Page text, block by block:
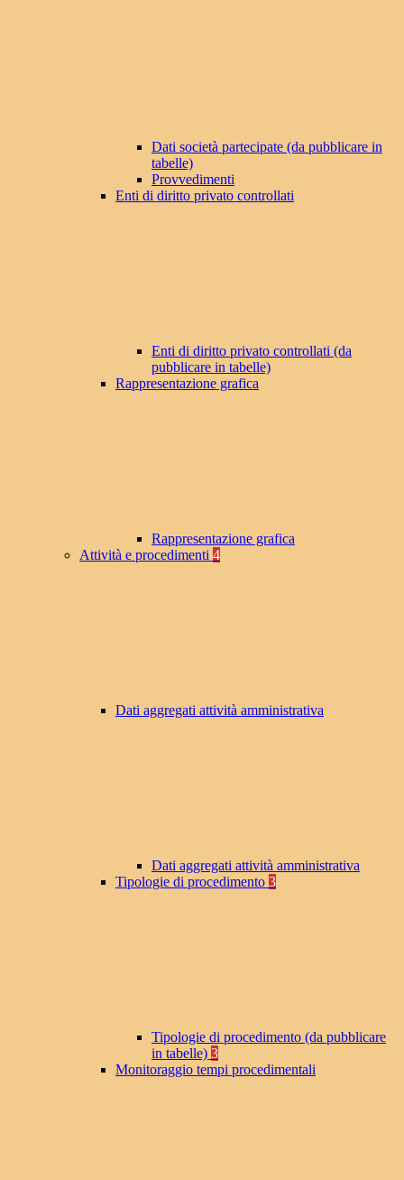
Dati società partecipate (da pubblicare in
tabelle)
Provvedimenti
Enti di diritto privato controllati
Enti di diritto privato controllati (da
pubblicare in tabelle)
Rappresentazione grafica
Rappresentazione grafica
Attività e procedimenti 4
Dati aggregati attività amministrativa
Dati aggregati attività amministrativa
Tipologie di procedimento 3
Tipologie di procedimento (da pubblicare
in tabelle) 3
Monitoraggio tempi procedimentali